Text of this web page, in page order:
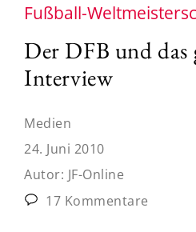
Fußball-
Der DFB und das
Interview
Medien
24. Juni 2010
Autor: JF-Online
17 Kommentare